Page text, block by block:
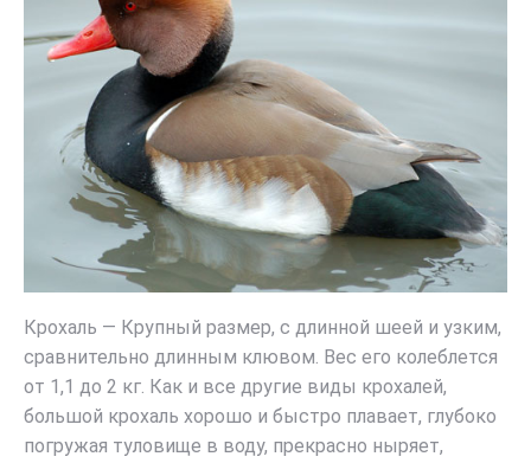
Крохаль — Крупный размер, с длинной шеей и узким,
сравнительно длинным клювом. Вес его колеблется
от 1,1 до 2 кг. Как и все другие виды крохалей,
большой крохаль хорошо и быстро плавает, глубоко
погружая туловище в воду, прекрасно ныряет,